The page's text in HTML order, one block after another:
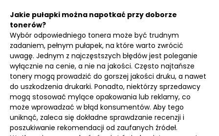
Jakie pułapki można napotkać przy doborze
tonerów?
Wybór odpowiedniego tonera może być trudnym
zadaniem, pełnym pułapek, na które warto zwrócić
uwagę. Jednym z najczęstszych błędów jest poleganie
wyłącznie na cenie, a nie na jakości. Często najtańsze
tonery mogą prowadzić do gorszej jakości druku, a nawet
do uszkodzenia drukarki. Ponadto, niektórzy sprzedawcy
mogą stosować mylące opakowania lub reklamy, co
może wprowadzać w błąd konsumentów. Aby tego
uniknąć, zaleca się dokładne sprawdzanie recenzji i
poszukiwanie rekomendacji od zaufanych źródeł.